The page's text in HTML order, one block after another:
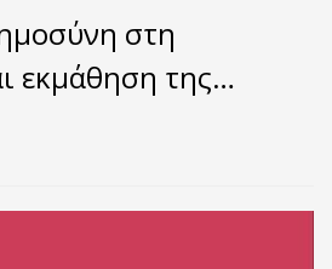
στη
εκμάθηση της